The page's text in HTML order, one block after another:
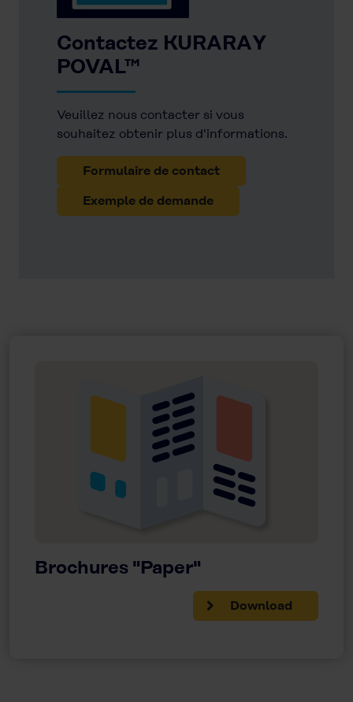
Contactez KURARAY
POVAL™
Veuillez nous contacter si vous
souhaitez obtenir plus d'informations.
Formulaire de contact
Exemple de demande
Brochures "Paper"
Download